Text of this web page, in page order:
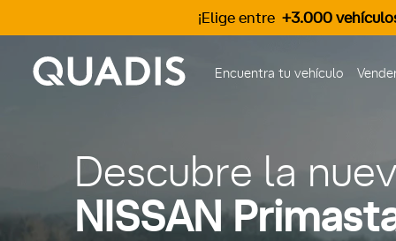
¡Elige entre +3.000
Encuentra tu vehículo
Descubre la
NISSAN